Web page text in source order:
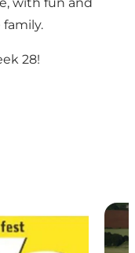
with fun and
28!